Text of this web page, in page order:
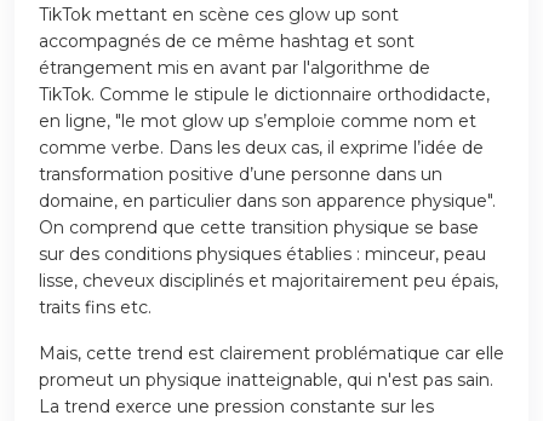
TikTok mettant en scène ces glow up sont
accompagnés de ce même hashtag et sont
étrangement mis en avant par l'algorithme de
TikTok. Comme le stipule le dictionnaire orthodidacte,
en ligne, "le mot glow up s’emploie comme nom et
comme verbe. Dans les deux cas, il exprime l’idée de
transformation positive d’une personne dans un
domaine, en particulier dans son apparence physique".
On comprend que cette transition physique se base
sur des conditions physiques établies : minceur, peau
lisse, cheveux disciplinés et majoritairement peu épais,
traits fins etc.
Mais, cette trend est clairement problématique car elle
promeut un physique inatteignable, qui n'est pas sain.
La trend exerce une pression constante sur les